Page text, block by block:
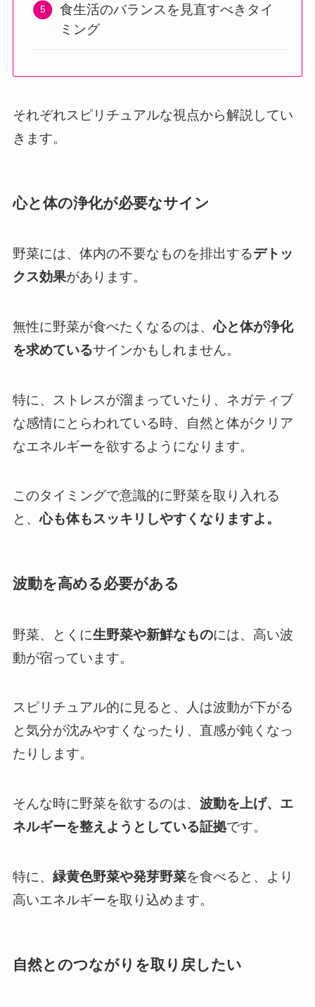
食生活のバランスを見直すべきタイ
ミング
それぞれスピリチュアルな視点から解説してい
きます。
心と体の浄化が必要なサイン
野菜には、体内の不要なものを排出するデトッ
クス効果があります。
無性に野菜が食べたくなるのは、心と体が浄化
を求めているサインかもしれません。
特に、ストレスが溜まっていたり、ネガティブ
な感情にとらわれている時、自然と体がクリア
なエネルギーを欲するようになります。
このタイミングで意識的に野菜を取り入れる
と、心も体もスッキリしやすくなりますよ。
波動を高める必要がある
野菜、とくに生野菜や新鮮なものには、高い波
動が宿っています。
スピリチュアル的に見ると、人は波動が下がる
と気分が沈みやすくなったり、直感が鈍くなっ
たりします。
そんな時に野菜を欲するのは、 波動を上げ、エ
ネルギーを整えようとしている証拠です。
特に、 緑黄色野菜や発芽野菜を食べると、より
高いエネルギーを取り込めます。
自然とのつながりを取り戻したい